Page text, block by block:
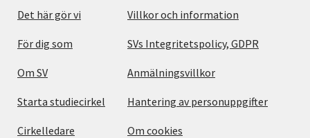
Det här gör vi
För dig som
Om SV
Starta studiecirkel
Cirkelledare
Villkor och information
SVs Integritetspolicy, GDPR
Anmälningsvillkor
Hantering av personuppgifter
Om cookies